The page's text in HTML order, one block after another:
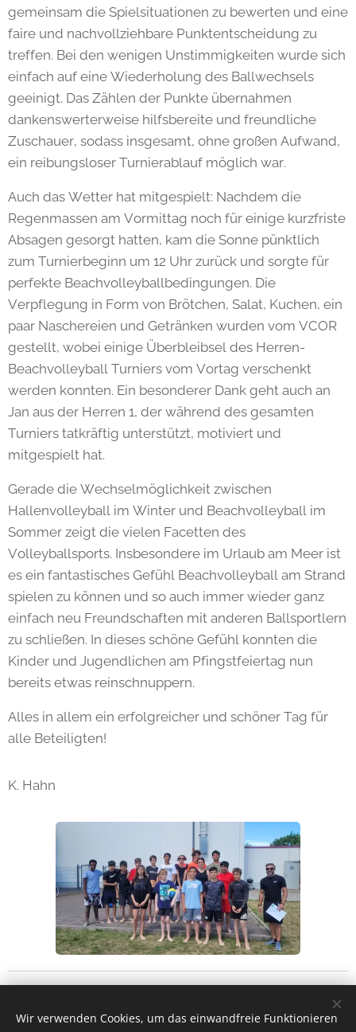
gemeinsam die Spielsituationen zu bewerten und eine
faire und nachvollziehbare Punktentscheidung zu
treffen. Bei den wenigen Unstimmigkeiten wurde sich
einfach auf eine Wiederholung des Ballwechsels
geeinigt. Das Zählen der Punkte übernahmen
dankenswerterweise hilfsbereite und freundliche
Zuschauer, sodass insgesamt, ohne großen Aufwand,
ein reibungsloser Turnierablauf möglich war.
Auch das Wetter hat mitgespielt: Nachdem die
Regenmassen am Vormittag noch für einige kurzfriste
Absagen gesorgt hatten, kam die Sonne pünktlich
zum Turnierbeginn um 12 Uhr zurück und sorgte für
perfekte Beachvolleyballbedingungen. Die
Verpflegung in Form von Brötchen, Salat, Kuchen, ein
paar Naschereien und Getränken wurden vom VCOR
gestellt, wobei einige Überbleibsel des Herren-
Beachvolleyball Turniers vom Vortag verschenkt
werden konnten. Ein besonderer Dank geht auch an
Jan aus der Herren 1, der während des gesamten
Turniers tatkräftig unterstützt, motiviert und
mitgespielt hat.
Gerade die Wechselmöglichkeit zwischen
Hallenvolleyball im Winter und Beachvolleyball im
Sommer zeigt die vielen Facetten des
Volleyballsports. Insbesondere im Urlaub am Meer ist
es ein fantastisches Gefühl Beachvolleyball am Strand
spielen zu können und so auch immer wieder ganz
einfach neu Freundschaften mit anderen Ballsportlern
zu schließen. In dieses schöne Gefühl konnten die
Kinder und Jugendlichen am Pfingstfeiertag nun
bereits etwas reinschnuppern.
Alles in allem ein erfolgreicher und schöner Tag für
alle Beteiligten!
K. Hahn
Wir verwenden Cookies, um das einwandfreie Funktionieren